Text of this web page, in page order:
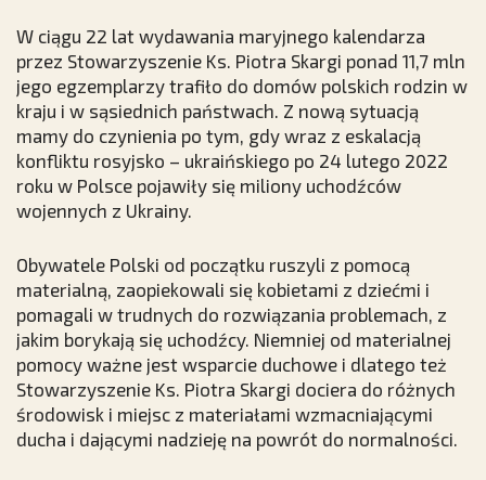
W ciągu 22 lat wydawania maryjnego kalendarza
przez Stowarzyszenie Ks. Piotra Skargi ponad 11,7 mln
jego egzemplarzy trafiło do domów polskich rodzin w
kraju i w sąsiednich państwach. Z nową sytuacją
mamy do czynienia po tym, gdy wraz z eskalacją
konfliktu rosyjsko – ukraińskiego po 24 lutego 2022
roku w Polsce pojawiły się miliony uchodźców
wojennych z Ukrainy.
Obywatele Polski od początku ruszyli z pomocą
materialną, zaopiekowali się kobietami z dziećmi i
pomagali w trudnych do rozwiązania problemach, z
jakim borykają się uchodźcy. Niemniej od materialnej
pomocy ważne jest wsparcie duchowe i dlatego też
Stowarzyszenie Ks. Piotra Skargi dociera do różnych
środowisk i miejsc z materiałami wzmacniającymi
ducha i dającymi nadzieję na powrót do normalności.